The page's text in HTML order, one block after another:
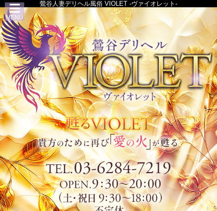
鶯谷人妻デリヘル風俗 VIOLET -ヴァイオレット-
MENU